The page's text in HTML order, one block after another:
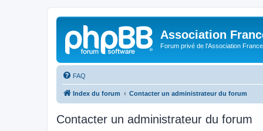
Association
Forum privé de l'Association
FAQ
Index du forum Contacter un administrateur du forum
Contacter un administrateur du forum